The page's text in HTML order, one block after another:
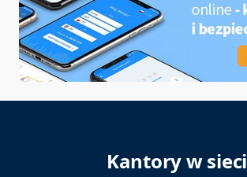
Kantory w sieci